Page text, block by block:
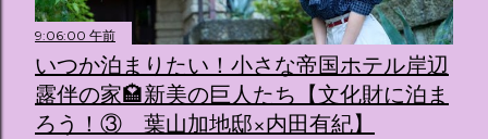
9:06:00 午前
いつか泊まりたい！小さな帝国ホテル岸辺
露伴の家🏩新美の巨人たち【文化財に泊ま
ろう！③ 葉山加地邸×内田有紀】